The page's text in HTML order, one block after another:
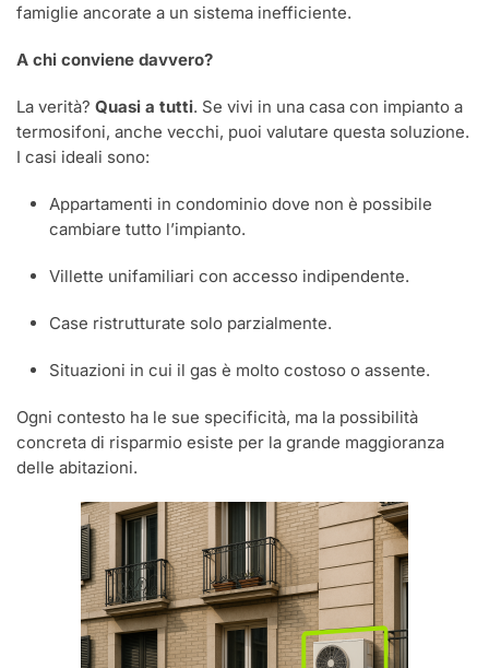
famiglie ancorate a un sistema inefficiente.
A chi conviene davvero?
La verità? Quasi a tutti. Se vivi in una casa con impianto a
termosifoni, anche vecchi, puoi valutare questa soluzione.
I casi ideali sono:
Appartamenti in condominio dove non è possibile
cambiare tutto l’impianto.
Villette unifamiliari con accesso indipendente.
Case ristrutturate solo parzialmente.
Situazioni in cui il gas è molto costoso o assente.
Ogni contesto ha le sue specificità, ma la possibilità
concreta di risparmio esiste per la grande maggioranza
delle abitazioni.